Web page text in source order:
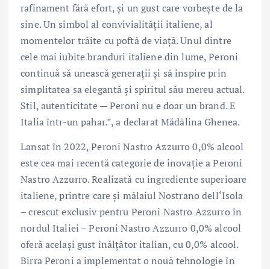
rafinament fără efort, și un gust care vorbește de la
sine. Un simbol al convivialității italiene, al
momentelor trăite cu poftă de viață. Unul dintre
cele mai iubite branduri italiene din lume, Peroni
continuă să unească generații și să inspire prin
simplitatea sa elegantă și spiritul său mereu actual.
Stil, autenticitate — Peroni nu e doar un brand. E
Italia într-un pahar.”, a declarat Mădălina Ghenea.
Lansat în 2022, Peroni Nastro Azzurro 0,0% alcool
este cea mai recentă categorie de inovație a Peroni
Nastro Azzurro. Realizată cu ingrediente superioare
italiene, printre care și mălaiul Nostrano dell‘Isola
– crescut exclusiv pentru Peroni Nastro Azzurro în
nordul Italiei – Peroni Nastro Azzurro 0,0% alcool
oferă același gust înălțător italian, cu 0,0% alcool.
Birra Peroni a implementat o nouă tehnologie în